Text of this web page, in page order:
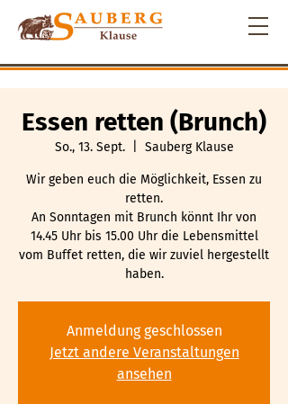
Essen retten (Brunch)
So., 13. Sept.
  |
Sauberg Klause
Wir geben euch die Möglichkeit, Essen zu
retten.
An Sonntagen mit Brunch könnt Ihr von
14.45 Uhr bis 15.00 Uhr die Lebensmittel
vom Buffet retten, die wir zuviel hergestellt
haben.
Anmeldung geschlossen
Jetzt andere Veranstaltungen
ansehen